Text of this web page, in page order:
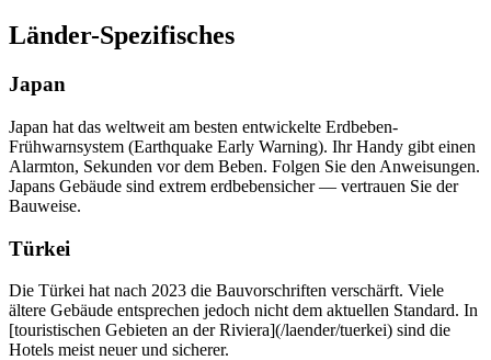
Länder-Spezifisches
Japan
Japan hat das weltweit am besten entwickelte Erdbeben-
Frühwarnsystem (Earthquake Early Warning). Ihr Handy gibt einen
Alarmton, Sekunden vor dem Beben. Folgen Sie den Anweisungen.
Japans Gebäude sind extrem erdbebensicher — vertrauen Sie der
Bauweise.
Türkei
Die Türkei hat nach 2023 die Bauvorschriften verschärft. Viele
ältere Gebäude entsprechen jedoch nicht dem aktuellen Standard. In
[touristischen Gebieten an der Riviera](/laender/tuerkei) sind die
Hotels meist neuer und sicherer.